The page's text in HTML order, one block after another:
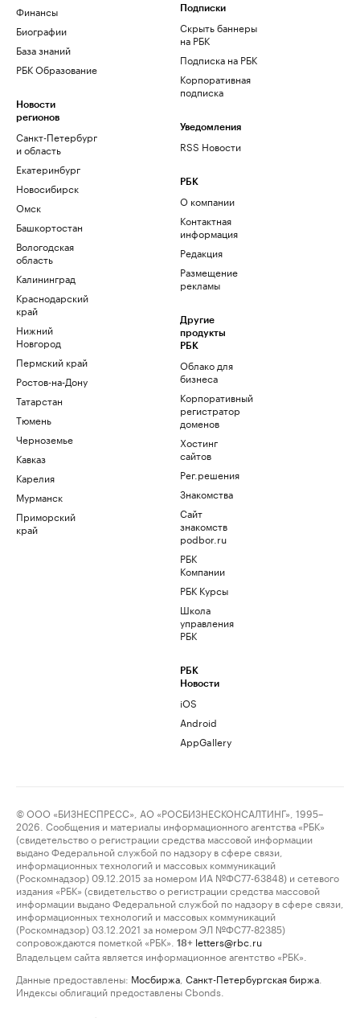
Финансы
Биографии
База знаний
РБК Образование
Новости
регионов
Санкт-Петербург
и область
Екатеринбург
Новосибирск
Омск
Башкортостан
Вологодская
область
Калининград
Краснодарский
край
Нижний
Новгород
Пермский край
Ростов-на-Дону
Татарстан
Тюмень
Черноземье
Кавказ
Карелия
Мурманск
Приморский
край
Подписки
Скрыть баннеры
на РБК
Подписка на РБК
Корпоративная
подписка
Уведомления
RSS Новости
РБК
О компании
Контактная
информация
Редакция
Размещение
рекламы
Другие
продукты
РБК
Облако для
бизнеса
Корпоративный
регистратор
доменов
Хостинг
сайтов
Рег.решения
Знакомства
Сайт
знакомств
podbor.ru
РБК
Компании
РБК Курсы
Школа
управления
РБК
РБК
Новости
iOS
Android
AppGallery
© ООО «БИЗНЕСПРЕСС», АО «РОСБИЗНЕСКОНСАЛТИНГ», 1995–
2026. Сообщения и материалы информационного агентства «РБК»
(свидетельство о регистрации средства массовой информации
выдано Федеральной службой по надзору в сфере связи,
информационных технологий и массовых коммуникаций
(Роскомнадзор) 09.12.2015 за номером ИА №ФС77-63848) и сетевого
издания «РБК» (свидетельство о регистрации средства массовой
информации выдано Федеральной службой по надзору в сфере связи,
информационных технологий и массовых коммуникаций
(Роскомнадзор) 03.12.2021 за номером ЭЛ №ФС77-82385)
сопровождаются пометкой «РБК».
18+ letters@rbc.ru
Владельцем сайта является информационное агентство «РБК».
Данные предоставлены: Мосбиржа Санкт-Петербургская биржа
Индексы облигаций предоставлены Cbonds.